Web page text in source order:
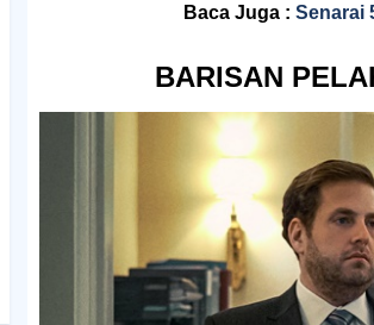
Baca Juga : Senarai
BARISAN